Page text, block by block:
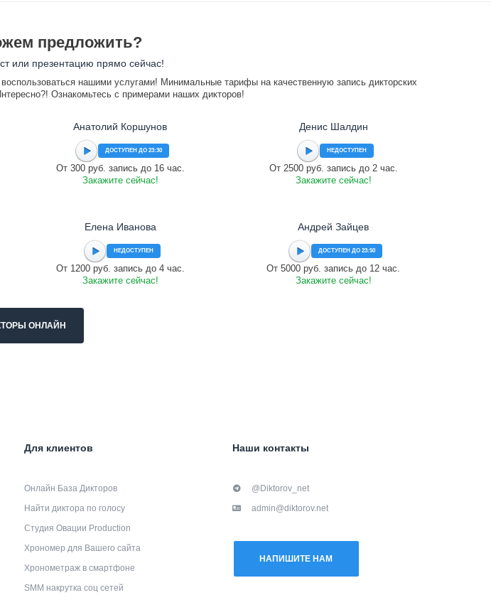
предложить?
или презентацию прямо сейчас!
нашими услугами! Минимальные тарифы на качественную запись дикторских
Ознакомьтесь с примерами наших дикторов!
Анатолий Коршунов
ДОСТУПЕН ДО 23:30
От 300 руб. запись до 16 час.
Закажите сейчас!
Денис Шалдин
НЕДОСТУПЕН
От 2500 руб. запись до 2 час.
Закажите сейчас!
Елена Иванова
НЕДОСТУПЕН
От 1200 руб. запись до 4 час.
Закажите сейчас!
Андрей Зайцев
ДОСТУПЕН ДО 23:50
От 5000 руб. запись до 12 час.
Закажите сейчас!
ОНЛАЙН
Для клиентов
Онлайн База Дикторов
Найти диктора по голосу
Студия Овации Production
Хрономер для Вашего сайта
Хронометраж в смартфоне
SMM накрутка соц сетей
Наши контакты
@Diktorov_net
admin@diktorov.net
НАПИШИТЕ НАМ